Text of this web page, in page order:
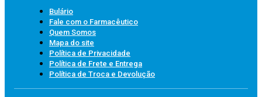
Bulário
Fale com o Farmacêutico
Quem Somos
Mapa do site
Política de Privacidade
Política de Frete e Entrega
Política de Troca e Devolução